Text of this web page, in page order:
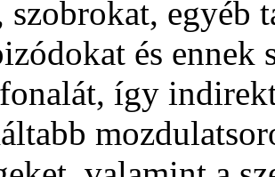
szobrokat, egyéb
és
így